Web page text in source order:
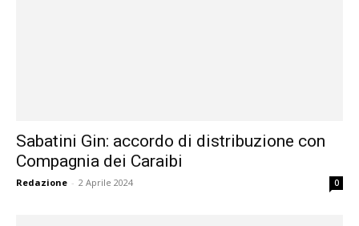
Sabatini Gin: accordo di distribuzione con
Compagnia dei Caraibi
Redazione - 2 Aprile 2024 0